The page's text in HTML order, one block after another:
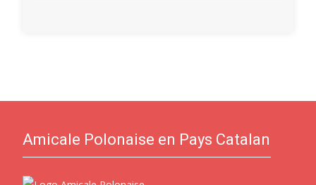
Amicale Polonaise en Pays Catalan